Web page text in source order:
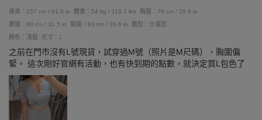
身高：157 cm / 61.8 in 體重：54 kg / 119.1 lbs
胸圍：76 cm / 29.9 in
腰圍：80 cm / 31.5 in
臀圍：93 cm / 36.6 in
體型：沙漏型
顏色：淺藍
尺寸：L
之前在門市沒有L號現貨，試穿過M號（照片是M尺碼），胸圍偏
緊。 這次剛好官網有活動，也有快到期的點數，就決定買L包色了